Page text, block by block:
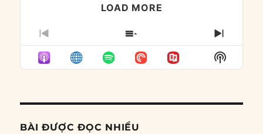
LOAD MORE
PREVIOUS
EPISODE
SHOW
EPISODES
LIST
NEXT
Show
Podcast
BÀI ĐƯỢC ĐỌC NHIỀU